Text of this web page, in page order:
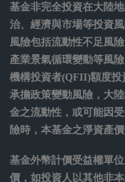
in
股票
降息周期助攻
2026/01